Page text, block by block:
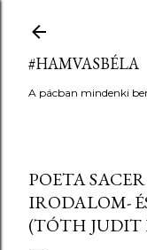
#HAMVASBÉLA
A pácban mindenki
POETA
IRODALOM-
(TÓTH JUDIT